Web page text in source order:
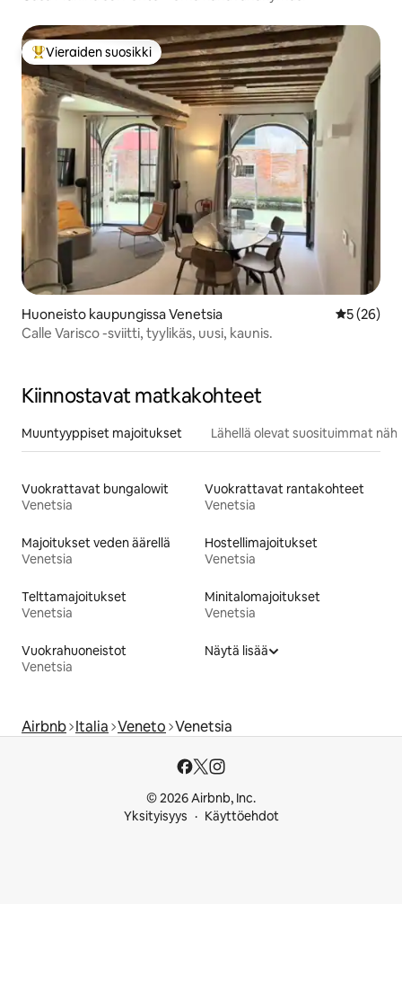
Vieraiden suosikkien parhaimmistoa
Vieraiden suosikki
Huoneisto kaupungissa Venetsia
5 (26)
Calle Varisco -sviitti, tyylikäs, uusi, kaunis.
Kiinnostavat matkakohteet
Muuntyyppiset majoitukset Lähellä olevat suosituimmat
Vuokrattavat bungalowit
Venetsia
Vuokrattavat rantakohteet
Venetsia
Majoitukset veden äärellä
Venetsia
Hostellimajoitukset
Venetsia
Telttamajoitukset
Venetsia
Minitalomajoitukset
Venetsia
Vuokrahuoneistot
Venetsia
Näytä lisää
Airbnb Italia Veneto Venetsia
© 2026 Airbnb, Inc.
Yksityisyys
Käyttöehdot